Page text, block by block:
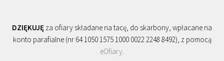
DZIĘKUJĘ za ofiary składane na tacę, do skarbony, wpłacane na
konto parafialne (nr 64 1050 1575 1000 0022 2248 8492), z pomocą
eOfiary